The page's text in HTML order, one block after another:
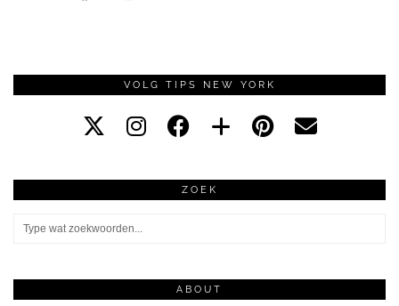
VOLG TIPS NEW YORK
ZOEK
ABOUT